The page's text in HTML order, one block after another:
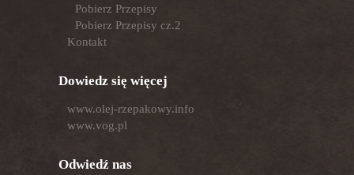
Pobierz Przepisy
Pobierz Przepisy cz.2
Kontakt
Dowiedz się więcej
www.olej-rzepakowy.info
www.vog.pl
Odwiedź nas